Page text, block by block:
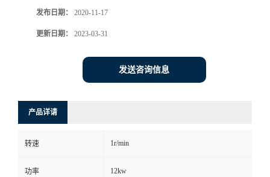
发布日期： 2020-11-17
更新日期： 2023-03-31
发送咨询信息
产品详请
转速 1r/min
功率 12kw